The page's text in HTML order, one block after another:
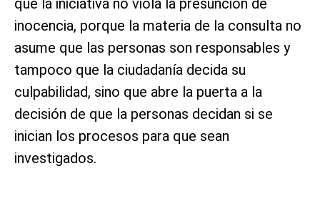
inocencia, porque la materia de la consulta no
asume que las personas son responsables y
tampoco que la ciudadanía decida su
culpabilidad, sino que abre la puerta a la
decisión de que la personas decidan si se
inician los procesos para que sean
investigados.